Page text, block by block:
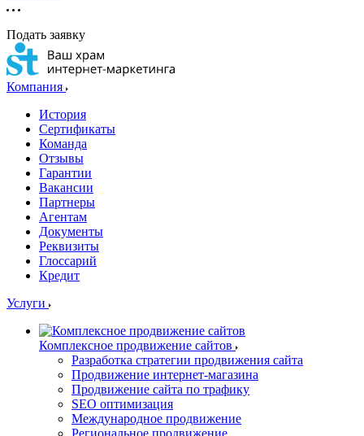
Подать заявку
Компания
История
Сертификаты
Команда
Отзывы
Гарантии
Вакансии
Партнеры
Агентам
Документы
Реквизиты
Глоссарий
Кредит
Услуги
Комплексное продвижение сайтов
Разработка стратегии продвижения сайта
Продвижение интернет-магазина
Продвижение сайта по трафику
SEO оптимизация
Международное продвижение
Региональное продвижение